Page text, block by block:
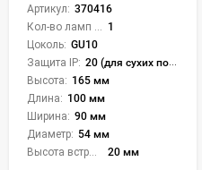
Артикул: 370416
1
Цоколь: GU10
Защита IP: 20 (для сухих пом.)
Высота: 165 мм
Длина: 100 мм
Ширина: 90 мм
Диаметр: 54 мм
20 мм